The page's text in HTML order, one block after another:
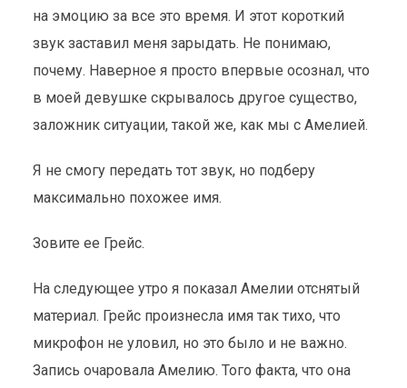
на эмоцию за все это время. И этот короткий
звук заставил меня зарыдать. Не понимаю,
почему. Наверное я просто впервые осознал, что
в моей девушке скрывалось другое существо,
заложник ситуации, такой же, как мы с Амелией.
Я не смогу передать тот звук, но подберу
максимально похожее имя.
Зовите ее Грейс.
На следующее утро я показал Амелии отснятый
материал. Грейс произнесла имя так тихо, что
микрофон не уловил, но это было и не важно.
Запись очаровала Амелию. Того факта, что она